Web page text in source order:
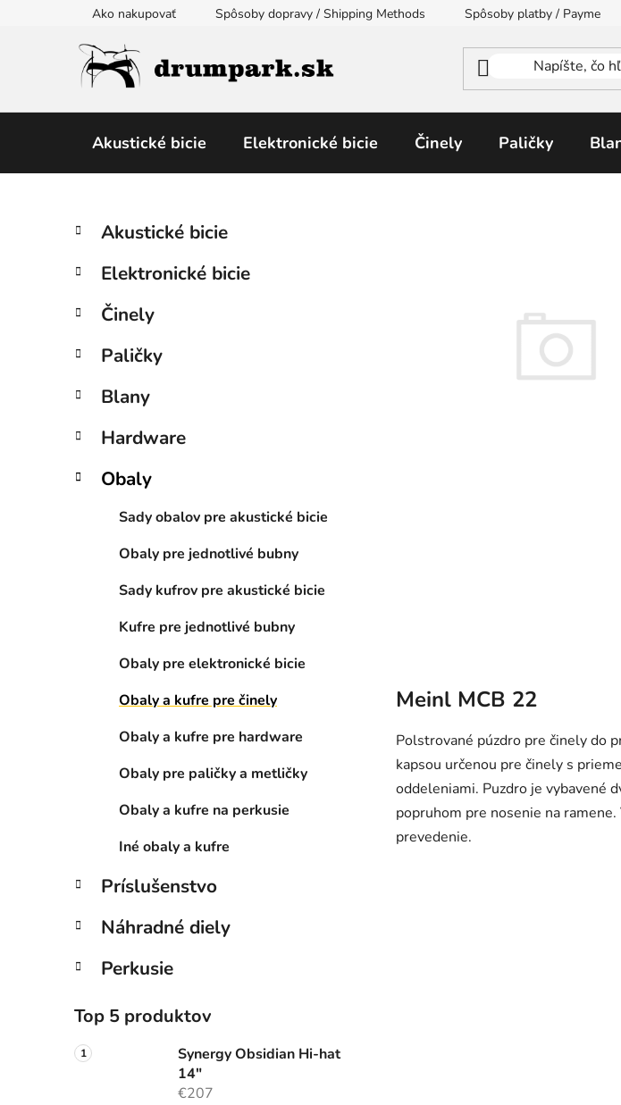
Ako nakupovať Spôsoby dopravy / Shipping Methods Spôsoby platby / Payment
Akustické bicie Elektronické bicie Činely Paličky
B
č
ý
a
n
e
l
Preskočiť
kategórie
K
a
e
ó
i
Akustické bicie
Elektronické bicie
Činely
Paličky
Blany
Hardware
Obaly
Sady obalov pre akustické bicie
Obaly pre jednotlivé bubny
Sady kufrov pre akustické bicie
Kufre pre jednotlivé bubny
Obaly pre elektronické bicie
Obaly a kufre pre činely
Obaly a kufre pre hardware
Obaly pre paličky a metličky
Obaly a kufre na perkusie
Iné obaly a kufre
Príslušenstvo
Náhradné diely
Perkusie
Top 5 produktov
Synergy Obsidian Hi-hat
14"
€207
Meinl MCB 22
Polstrované púzdro pre činely do
kapsou určenou pre činely s
oddeleniami. Puzdro je vybavené
popruhom pre nosenie na
prevedenie.